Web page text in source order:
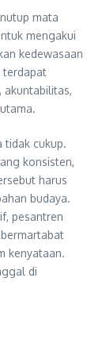
mata
mengakui
kedewasaan
terdapat
akuntabilitas,
tidak cukup.
konsisten,
harus
budaya.
pesantren
kenyataan.
di